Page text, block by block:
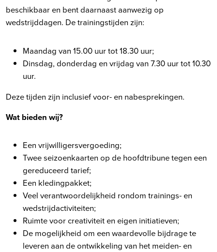
beschikbaar en bent daarnaast aanwezig op
wedstrijddagen. De trainingstijden zijn:
Maandag van 15.00 uur tot 18.30 uur;
Dinsdag, donderdag en vrijdag van 7.30 uur tot 10.30
uur.
Deze tijden zijn inclusief voor- en nabesprekingen.
Wat bieden wij?
Een vrijwilligersvergoeding;
Twee seizoenkaarten op de hoofdtribune tegen een
gereduceerd tarief;
Een kledingpakket;
Veel verantwoordelijkheid rondom trainings- en
wedstrijdactiviteiten;
Ruimte voor creativiteit en eigen initiatieven;
De mogelijkheid om een waardevolle bijdrage te
leveren aan de ontwikkeling van het meiden- en